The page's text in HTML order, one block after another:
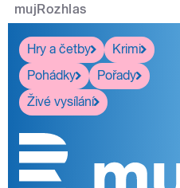
mujRozhlas
Hry a četby
Krimi
Pohádky
Pořady
Živé vysílání